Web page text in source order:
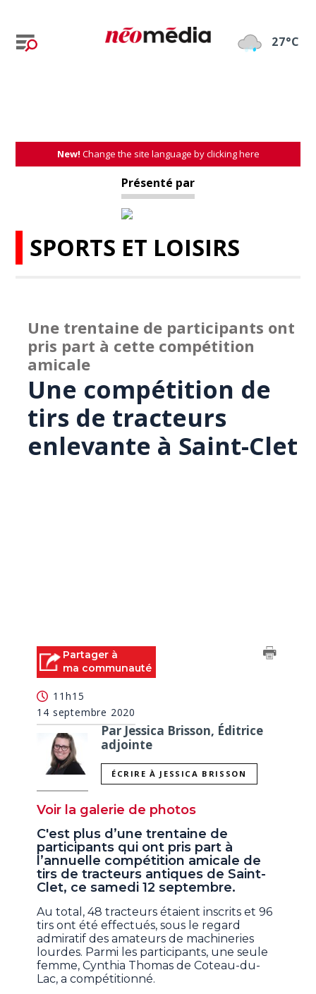
27°C
New! Change the site language by clicking here
Présenté par
SPORTS ET LOISIRS
Une trentaine de participants ont
pris part à cette compétition
amicale
Une compétition de
tirs de tracteurs
enlevante à Saint-Clet
Partager à
ma communauté
11h15
14 septembre 2020
Par Jessica Brisson, Éditrice
adjointe
ÉCRIRE À JESSICA BRISSON
Voir la galerie de photos
C'est plus d’une trentaine de
participants qui ont pris part à
l’annuelle compétition amicale de
tirs de tracteurs antiques de Saint-
Clet, ce samedi 12 septembre.
Au total, 48 tracteurs étaient inscrits et 96
tirs ont été effectués, sous le regard
admiratif des amateurs de machineries
lourdes. Parmi les participants, une seule
femme, Cynthia Thomas de Coteau-du-
Lac, a compétitionné.